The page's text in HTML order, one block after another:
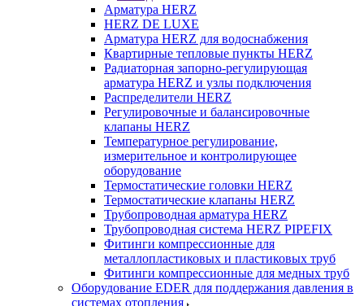
Арматура HERZ
HERZ DE LUXE
Арматура HERZ для водоснабжения
Квартирные тепловые пункты HERZ
Радиаторная запорно-регулирующая
арматура HERZ и узлы подключения
Распределители HERZ
Регулировочные и балансировочные
клапаны HERZ
Температурное регулирование,
измерительное и контролирующее
оборудование
Термостатические головки HERZ
Термостатические клапаны HERZ
Трубопроводная арматура HERZ
Трубопроводная система HERZ PIPEFIX
Фитинги компрессионные для
металлопластиковых и пластиковых труб
Фитинги компрессионные для медных труб
Оборудование EDER для поддержания давления в
системах отопления